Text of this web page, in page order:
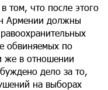
том, что после этого
Армении должны
обвиняемых по
же в отношении
дело за то,
на выборах